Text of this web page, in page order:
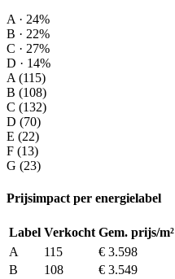
A · 24%
B · 22%
C · 27%
D · 14%
A (115)
B (108)
C (132)
D (70)
E (22)
F (13)
G (23)
Prijsimpact per energielabel
Label Verkocht Gem. prijs/m²
A
115 € 3.598
B
108 € 3.549